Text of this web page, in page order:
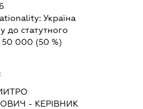
Україна
до статутного
50 000 (50 %)
- КЕРІВНИК